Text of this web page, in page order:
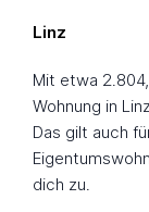
Linz
Mit etwa
Wohnung in
Das gilt auch
dich zu.